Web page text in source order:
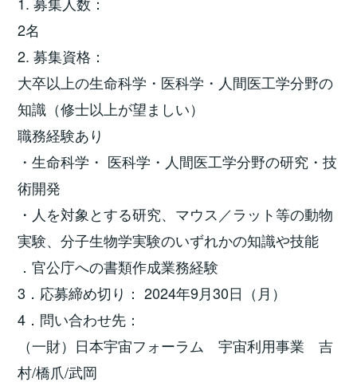
2名
2. 募集資格：
大卒以上の生命科学・医科学・人間医工学分野の
知識（修士以上が望ましい）
職務経験あり
・生命科学・ 医科学・人間医工学分野の研究・技
術開発
・人を対象とする研究、マウス／ラット等の動物
実験、分子生物学実験のいずれかの知識や技能
．官公庁への書類作成業務経験
3．応募締め切り： 2024年9月30日（月）
4．問い合わせ先：
（一財）日本宇宙フォーラム 宇宙利用事業 吉
村/橋爪/武岡